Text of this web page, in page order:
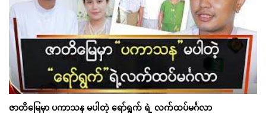
ဇာတိမြေမှာ ပကာသန မပါတဲ့ ရော်ရွက် ရဲ့ လက်ထပ်မင်္ဂလာ